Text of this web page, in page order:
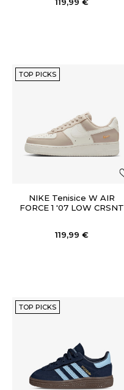
TOP PICKS
NIKE Tenisice W AIR
FORCE 1 '07 LOW CRSNT
119,99 €
TOP PICKS